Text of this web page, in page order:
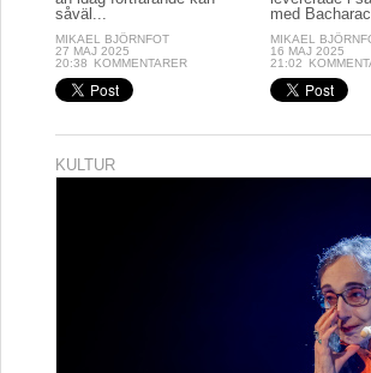
såväl...
MIKAEL BJÖRNFOT
27 MAJ 2025
20:38
KOMMENTARER
med
MIKAEL
16 MAJ 2025
21:02
KULTUR